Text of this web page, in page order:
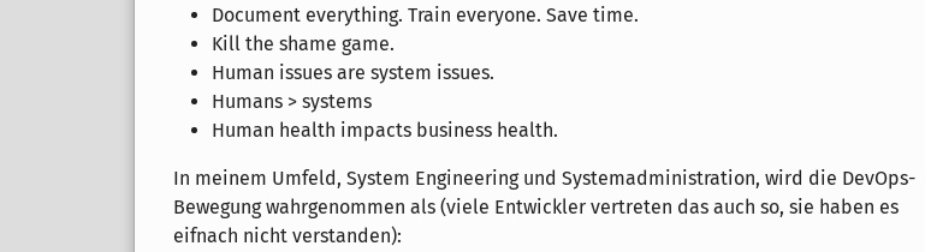
Document everything. Train everyone. Save time.
Kill the shame game.
Human issues are system issues.
Humans > systems
Human health impacts business health.
In meinem Umfeld, System Engineering und Systemadministration, wird die DevOps-
Bewegung wahrgenommen als (viele Entwickler vertreten das auch so, sie haben es
eifnach nicht verstanden):